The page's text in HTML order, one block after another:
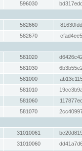
596030
582660
582670
581020
581030
581000
581010
581060
581070
31010061
31010060